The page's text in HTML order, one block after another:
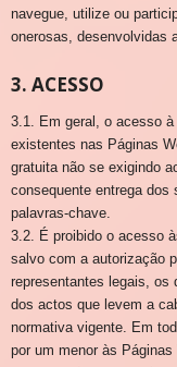
navegue, utilize ou
onerosas, desenvolvidas
3. ACESSO
3.1. Em geral, o acesso
existentes nas Páginas
gratuita não se exigindo
consequente entrega
palavras-chave.
3.2. É proibido o acesso
salvo com a autorização
representantes legais, os
dos actos que levem a
normativa vigente. Em
por um menor às